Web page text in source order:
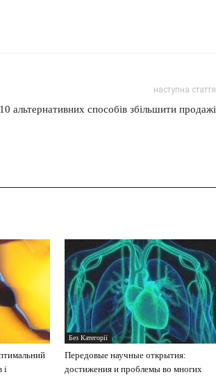
наступна стаття
10 альтернативних способів збільшити продажі
і
Без Категорії
Передовые научные открытия:
достижения и проблемы во многих